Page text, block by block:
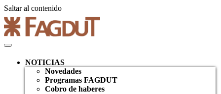
Saltar al contenido
NOTICIAS
Novedades
Programas FAGDUT
Cobro de haberes